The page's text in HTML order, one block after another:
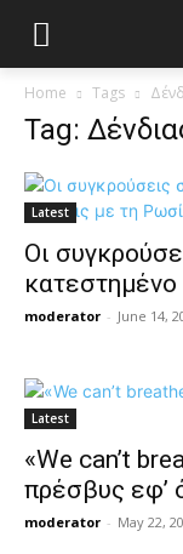
Home Tags
Tag:
Latest
Οι
moderator - June 14,
Latest
«We can’t
πρέσβυς εφ’
moderator - May 22,